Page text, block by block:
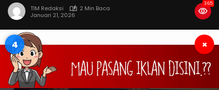
TIM Redaksi
2 Min Baca
Januari 21, 2026
365
4 ×